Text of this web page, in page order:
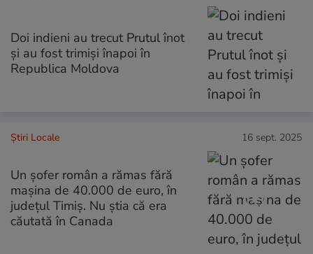
Doi indieni au trecut Prutul înot
și au fost trimiși înapoi în
Republica Moldova
Știri Locale 16 sept. 2025
Un șofer român a rămas fără
mașina de 40.000 de euro, în
județul Timiș. Nu știa că era
căutată în Canada